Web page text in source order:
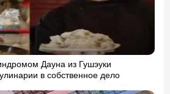
Дауна из Гушэуки
в собственное дело